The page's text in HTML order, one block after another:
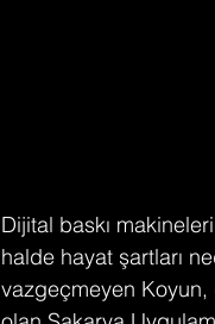
Dijital baskı
halde hayat şartları
vazgeçmeyen Koyun,